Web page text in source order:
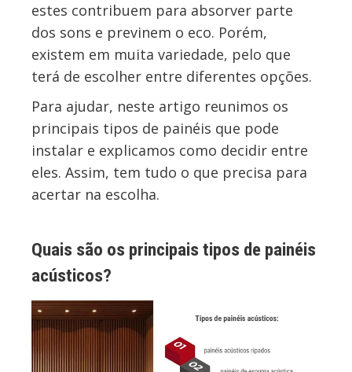
estes contribuem para absorver parte
dos sons e previnem o eco. Porém,
existem em muita variedade, pelo que
terá de escolher entre diferentes opções.
Para ajudar, neste artigo reunimos os
principais tipos de painéis que pode
instalar e explicamos como decidir entre
eles. Assim, tem tudo o que precisa para
acertar na escolha.
Quais são os principais tipos de painéis
acústicos?